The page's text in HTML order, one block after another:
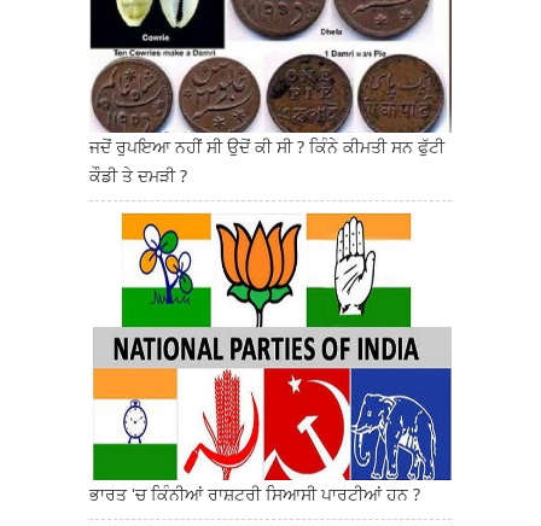
ਜਦੋਂ ਰੁਪਇਆ ਨਹੀਂ ਸੀ ਉਦੋਂ ਕੀ ਸੀ ? ਕਿੰਨੇ ਕੀਮਤੀ ਸਨ ਫੁੱਟੀ
ਕੌਡੀ ਤੇ ਦਮੜੀ ?
ਭਾਰਤ 'ਚ ਕਿੰਨੀਆਂ ਰਾਸ਼ਟਰੀ ਸਿਆਸੀ ਪਾਰਟੀਆਂ ਹਨ ?